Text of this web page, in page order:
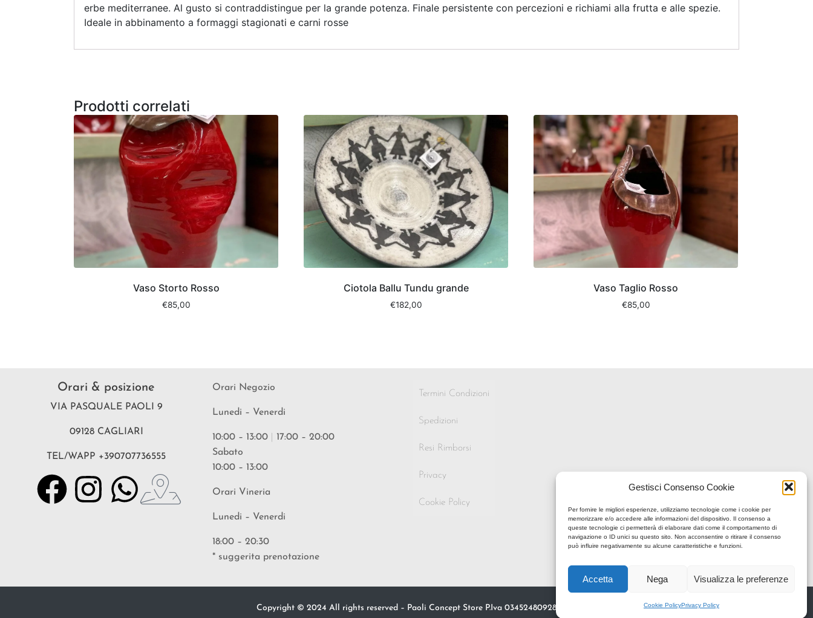
Gestisci Consenso Cookie
Per fornire le migliori esperienze, utilizziamo tecnologie come i cookie per
memorizzare e/o accedere alle informazioni del dispositivo. Il consenso a
queste tecnologie ci permetterà di elaborare dati come il comportamento di
navigazione o ID unici su questo sito. Non acconsentire o ritirare il consenso
può influire negativamente su alcune caratteristiche e funzioni.
Accetta Nega Visualizza le preferenze
Cookie PolicyPrivacy Policy
erbe mediterranee. Al gusto si contraddistingue per la grande potenza. Finale persistente con percezioni e richiami alla frutta e alle spezie.
Ideale in abbinamento a formaggi stagionati e carni rosse
Prodotti correlati
Vaso Storto Rosso
€85,00
Ciotola Ballu Tundu grande
€182,00
Vaso Taglio Rosso
€85,00
Orari & posizione
VIA PASQUALE PAOLI 9
09128 CAGLIARI
TEL/WAPP +390707736555
Orari Negozio
Lunedi – Venerdi
10:00 – 13:00
17:00 – 20:00
Sabato
10:00 – 13:00
Orari Vineria
Lunedi – Venerdi
18:00 – 20:30
* suggerita prenotazione
Termini Condizioni
Spedizioni
Resi Rimborsi
Privacy
Cookie Policy
Copyright © 2024 All rights reserved – Paoli Concept Store P.Iva 03452480928